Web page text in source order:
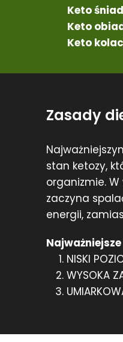
Keto
Keto
Keto
Zasady
stan ketozy,
organizmie.
zaczyna
energii,
NISKI
WYSOKA